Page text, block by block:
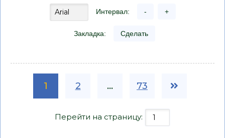
Интервал: - +
Закладка: Сделать
1 2 ... 73
Перейти на страницу: